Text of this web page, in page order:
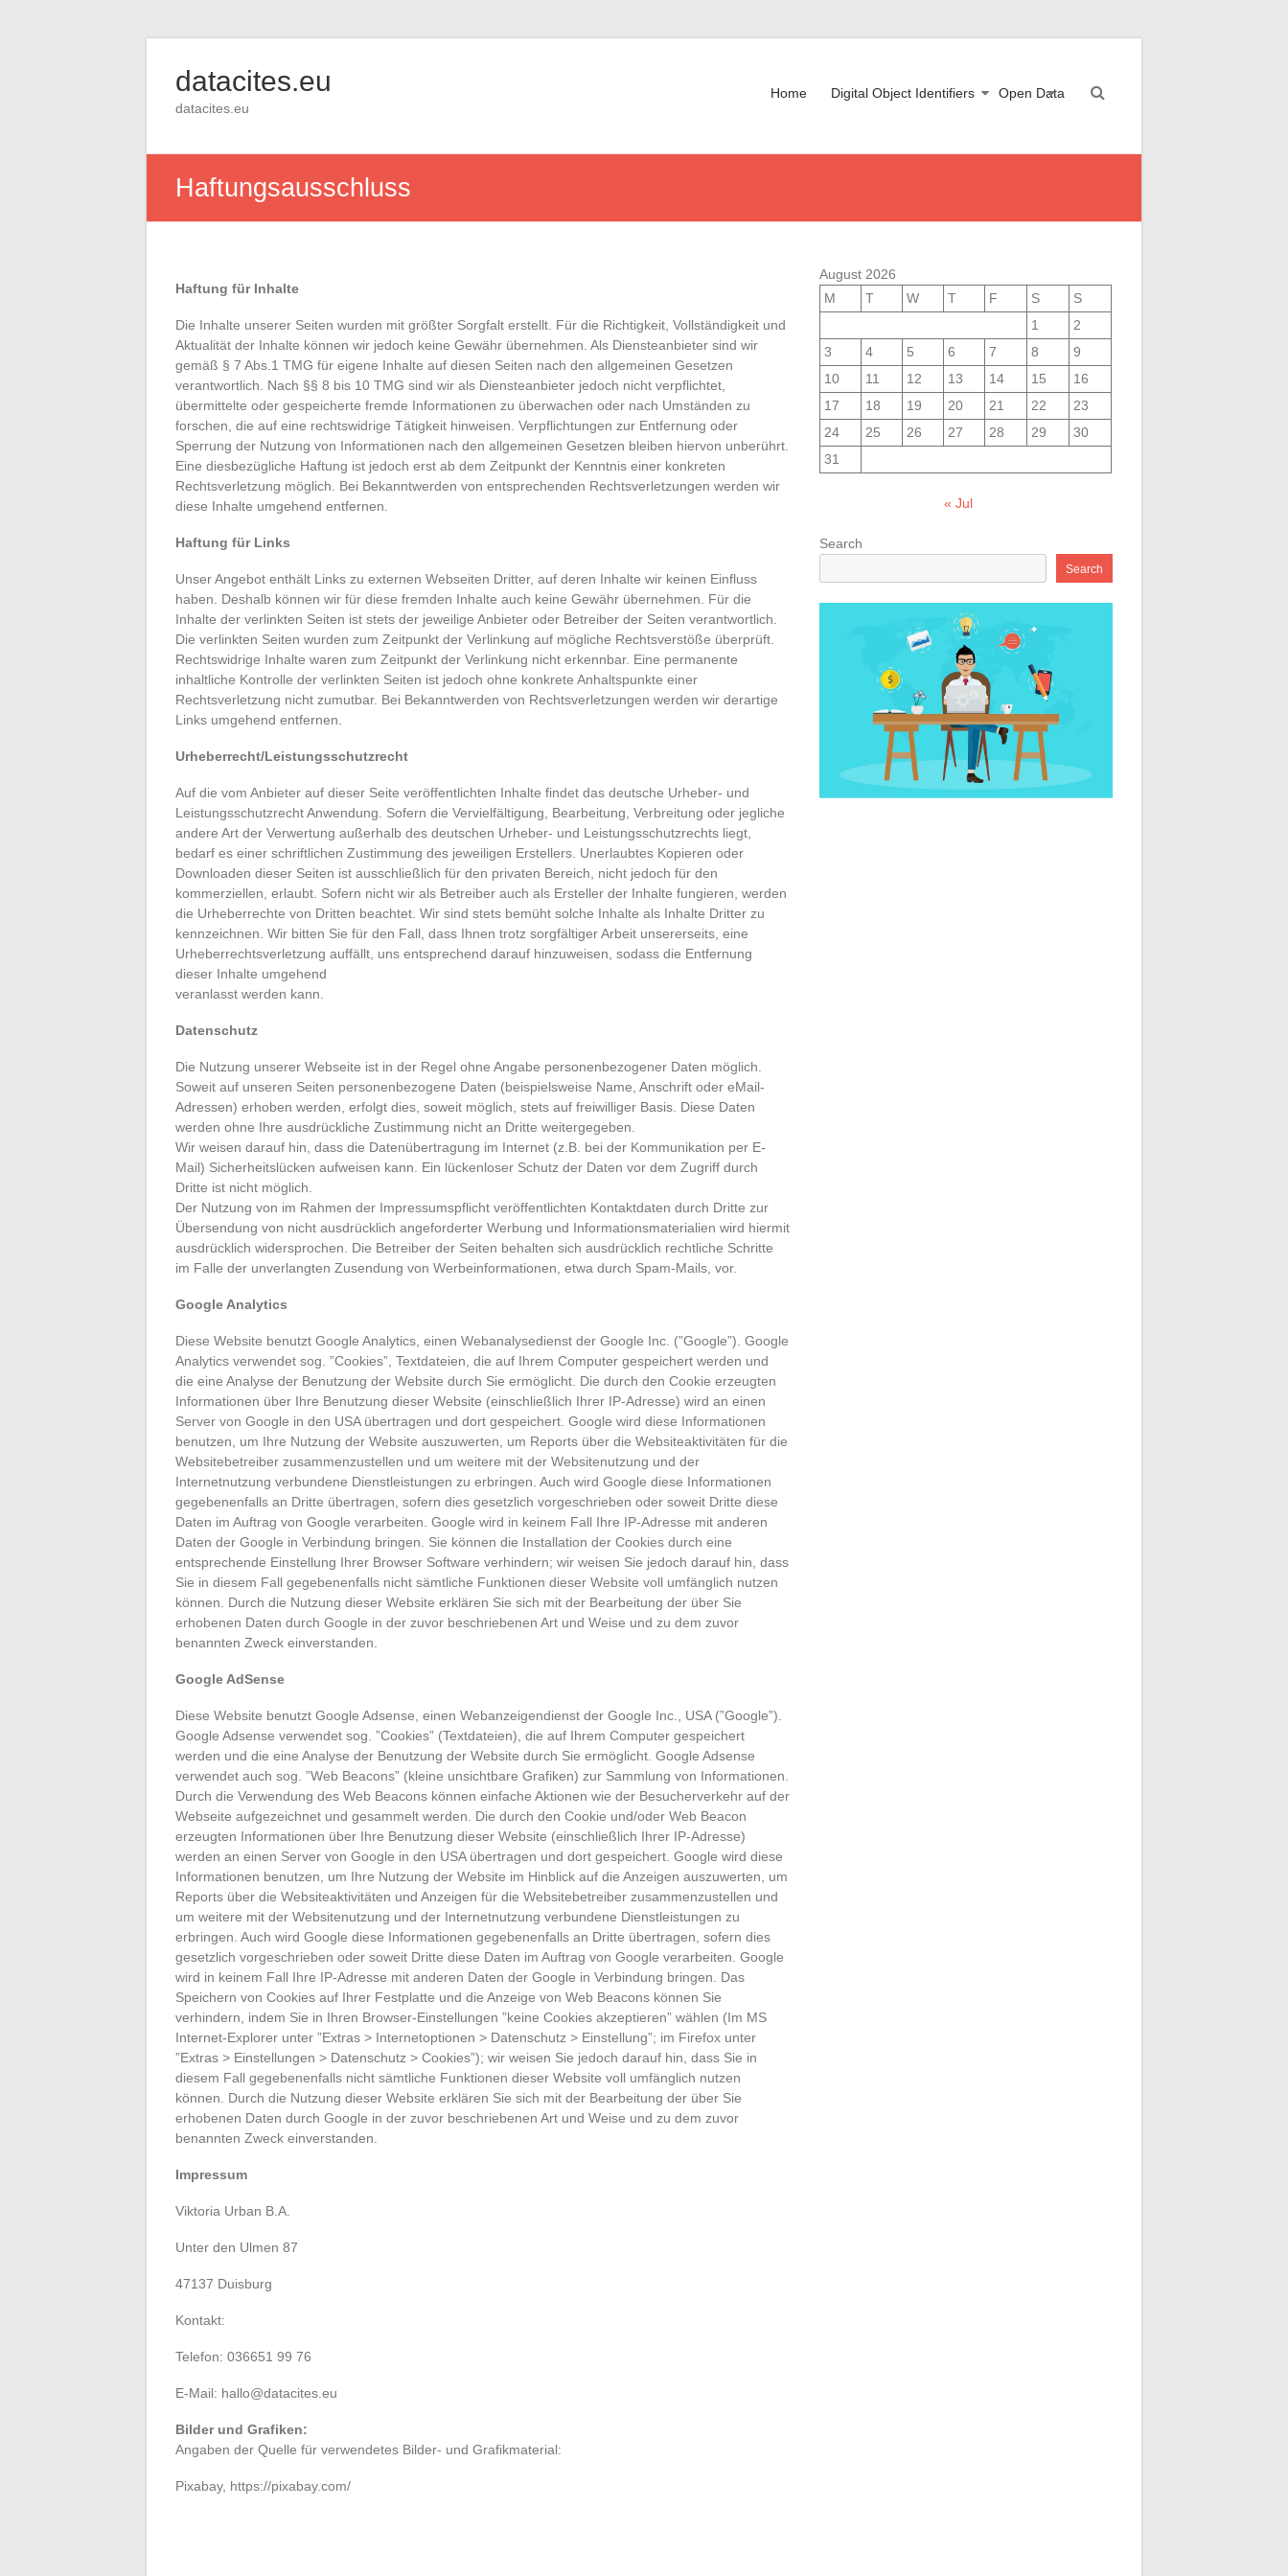
contentdatacites.eu
datacites.eu
Home Digital Object Identifiers Open Data
Haftungsausschluss
Haftung für Inhalte
Die Inhalte unserer Seiten wurden mit größter Sorgfalt erstellt. Für die Richtigkeit, Vollständigkeit und
Aktualität der Inhalte können wir jedoch keine Gewähr übernehmen. Als Diensteanbieter sind wir
gemäß § 7 Abs.1 TMG für eigene Inhalte auf diesen Seiten nach den allgemeinen Gesetzen
verantwortlich. Nach §§ 8 bis 10 TMG sind wir als Diensteanbieter jedoch nicht verpflichtet,
übermittelte oder gespeicherte fremde Informationen zu überwachen oder nach Umständen zu
forschen, die auf eine rechtswidrige Tätigkeit hinweisen. Verpflichtungen zur Entfernung oder
Sperrung der Nutzung von Informationen nach den allgemeinen Gesetzen bleiben hiervon unberührt.
Eine diesbezügliche Haftung ist jedoch erst ab dem Zeitpunkt der Kenntnis einer konkreten
Rechtsverletzung möglich. Bei Bekanntwerden von entsprechenden Rechtsverletzungen werden wir
diese Inhalte umgehend entfernen.
Haftung für Links
Unser Angebot enthält Links zu externen Webseiten Dritter, auf deren Inhalte wir keinen Einfluss
haben. Deshalb können wir für diese fremden Inhalte auch keine Gewähr übernehmen. Für die
Inhalte der verlinkten Seiten ist stets der jeweilige Anbieter oder Betreiber der Seiten verantwortlich.
Die verlinkten Seiten wurden zum Zeitpunkt der Verlinkung auf mögliche Rechtsverstöße überprüft.
Rechtswidrige Inhalte waren zum Zeitpunkt der Verlinkung nicht erkennbar. Eine permanente
inhaltliche Kontrolle der verlinkten Seiten ist jedoch ohne konkrete Anhaltspunkte einer
Rechtsverletzung nicht zumutbar. Bei Bekanntwerden von Rechtsverletzungen werden wir derartige
Links umgehend entfernen.
Urheberrecht/Leistungsschutzrecht
Auf die vom Anbieter auf dieser Seite veröffentlichten Inhalte findet das deutsche Urheber- und
Leistungsschutzrecht Anwendung. Sofern die Vervielfältigung, Bearbeitung, Verbreitung oder jegliche
andere Art der Verwertung außerhalb des deutschen Urheber- und Leistungsschutzrechts liegt,
bedarf es einer schriftlichen Zustimmung des jeweiligen Erstellers. Unerlaubtes Kopieren oder
Downloaden dieser Seiten ist ausschließlich für den privaten Bereich, nicht jedoch für den
kommerziellen, erlaubt. Sofern nicht wir als Betreiber auch als Ersteller der Inhalte fungieren, werden
die Urheberrechte von Dritten beachtet. Wir sind stets bemüht solche Inhalte als Inhalte Dritter zu
kennzeichnen. Wir bitten Sie für den Fall, dass Ihnen trotz sorgfältiger Arbeit unsererseits, eine
Urheberrechtsverletzung auffällt, uns entsprechend darauf hinzuweisen, sodass die Entfernung
dieser Inhalte umgehend
veranlasst werden kann.
Datenschutz
Die Nutzung unserer Webseite ist in der Regel ohne Angabe personenbezogener Daten möglich.
Soweit auf unseren Seiten personenbezogene Daten (beispielsweise Name, Anschrift oder eMail-
Adressen) erhoben werden, erfolgt dies, soweit möglich, stets auf freiwilliger Basis. Diese Daten
werden ohne Ihre ausdrückliche Zustimmung nicht an Dritte weitergegeben.
Wir weisen darauf hin, dass die Datenübertragung im Internet (z.B. bei der Kommunikation per E-
Mail) Sicherheitslücken aufweisen kann. Ein lückenloser Schutz der Daten vor dem Zugriff durch
Dritte ist nicht möglich.
Der Nutzung von im Rahmen der Impressumspflicht veröffentlichten Kontaktdaten durch Dritte zur
Übersendung von nicht ausdrücklich angeforderter Werbung und Informationsmaterialien wird hiermit
ausdrücklich widersprochen. Die Betreiber der Seiten behalten sich ausdrücklich rechtliche Schritte
im Falle der unverlangten Zusendung von Werbeinformationen, etwa durch Spam-Mails, vor.
Google Analytics
Diese Website benutzt Google Analytics, einen Webanalysedienst der Google Inc. (”Google”). Google
Analytics verwendet sog. ”Cookies”, Textdateien, die auf Ihrem Computer gespeichert werden und
die eine Analyse der Benutzung der Website durch Sie ermöglicht. Die durch den Cookie erzeugten
Informationen über Ihre Benutzung dieser Website (einschließlich Ihrer IP-Adresse) wird an einen
Server von Google in den USA übertragen und dort gespeichert. Google wird diese Informationen
benutzen, um Ihre Nutzung der Website auszuwerten, um Reports über die Websiteaktivitäten für die
Websitebetreiber zusammenzustellen und um weitere mit der Websitenutzung und der
Internetnutzung verbundene Dienstleistungen zu erbringen. Auch wird Google diese Informationen
gegebenenfalls an Dritte übertragen, sofern dies gesetzlich vorgeschrieben oder soweit Dritte diese
Daten im Auftrag von Google verarbeiten. Google wird in keinem Fall Ihre IP-Adresse mit anderen
Daten der Google in Verbindung bringen. Sie können die Installation der Cookies durch eine
entsprechende Einstellung Ihrer Browser Software verhindern; wir weisen Sie jedoch darauf hin, dass
Sie in diesem Fall gegebenenfalls nicht sämtliche Funktionen dieser Website voll umfänglich nutzen
können. Durch die Nutzung dieser Website erklären Sie sich mit der Bearbeitung der über Sie
erhobenen Daten durch Google in der zuvor beschriebenen Art und Weise und zu dem zuvor
benannten Zweck einverstanden.
Google AdSense
Diese Website benutzt Google Adsense, einen Webanzeigendienst der Google Inc., USA (”Google”).
Google Adsense verwendet sog. ”Cookies” (Textdateien), die auf Ihrem Computer gespeichert
werden und die eine Analyse der Benutzung der Website durch Sie ermöglicht. Google Adsense
verwendet auch sog. ”Web Beacons” (kleine unsichtbare Grafiken) zur Sammlung von Informationen.
Durch die Verwendung des Web Beacons können einfache Aktionen wie der Besucherverkehr auf der
Webseite aufgezeichnet und gesammelt werden. Die durch den Cookie und/oder Web Beacon
erzeugten Informationen über Ihre Benutzung dieser Website (einschließlich Ihrer IP-Adresse)
werden an einen Server von Google in den USA übertragen und dort gespeichert. Google wird diese
Informationen benutzen, um Ihre Nutzung der Website im Hinblick auf die Anzeigen auszuwerten, um
Reports über die Websiteaktivitäten und Anzeigen für die Websitebetreiber zusammenzustellen und
um weitere mit der Websitenutzung und der Internetnutzung verbundene Dienstleistungen zu
erbringen. Auch wird Google diese Informationen gegebenenfalls an Dritte übertragen, sofern dies
gesetzlich vorgeschrieben oder soweit Dritte diese Daten im Auftrag von Google verarbeiten. Google
wird in keinem Fall Ihre IP-Adresse mit anderen Daten der Google in Verbindung bringen. Das
Speichern von Cookies auf Ihrer Festplatte und die Anzeige von Web Beacons können Sie
verhindern, indem Sie in Ihren Browser-Einstellungen ”keine Cookies akzeptieren” wählen (Im MS
Internet-Explorer unter ”Extras > Internetoptionen > Datenschutz > Einstellung”; im Firefox unter
”Extras > Einstellungen > Datenschutz > Cookies”); wir weisen Sie jedoch darauf hin, dass Sie in
diesem Fall gegebenenfalls nicht sämtliche Funktionen dieser Website voll umfänglich nutzen
können. Durch die Nutzung dieser Website erklären Sie sich mit der Bearbeitung der über Sie
erhobenen Daten durch Google in der zuvor beschriebenen Art und Weise und zu dem zuvor
benannten Zweck einverstanden.
Impressum
Viktoria Urban B.A.
Unter den Ulmen 87
47137 Duisburg
Kontakt:
Telefon: 036651 99 76
E‑Mail: hallo@datacites.eu
Bilder und Grafiken:
Angaben der Quelle für verwendetes Bilder- und Grafikmaterial:
Pixabay, https://pixabay.com/
August 2026
M
T W T F S
S
1
2
3
4 5 6 7 8
9
10
11 12 13 14 15
16
17
18 19 20 21 22
23
24
25 26 27 28 29
30
31
« Jul
Search
Search